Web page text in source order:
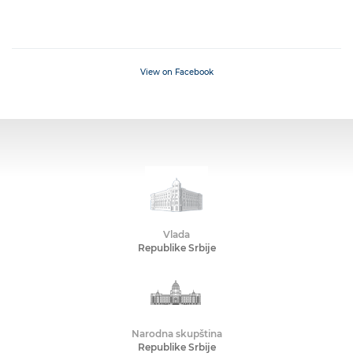
View on Facebook
Vlada
Republike Srbije
Narodna skupština
Republike Srbije